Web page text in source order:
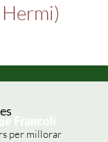
per millorar